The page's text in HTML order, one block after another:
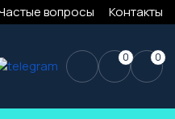
вопросы Контакты
0 0